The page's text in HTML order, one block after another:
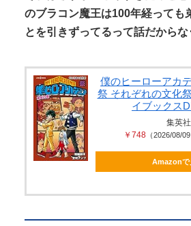
のブラコン魔王は100年経っても
とを引きずってるって話だからな･
僕のヒーローアカ
祭 それぞれの文化
イブックス
集英社
￥748 （2026/08/
Amazonで